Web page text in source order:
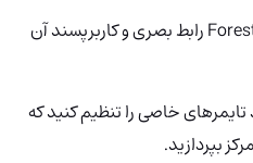
یکی از ویژگی های کلیدی Forest Focus رابط بصری و کاربرپسند آن
خاصی را تنظیم کنید که
بپردازید.